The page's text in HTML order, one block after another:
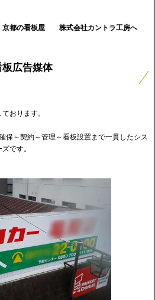
都の看板屋 株式会社カントラ工房へ
板広告媒体
おります。
保～契約～管理～看板設置まで一貫したシス
です。